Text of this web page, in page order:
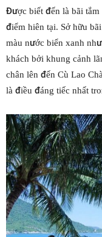
Được biết đến là bãi
điểm hiên tại. Sở hữu
màu nước biển xanh
khách bởi khung cảnh
chân lên đến Cù Lao
là điều đáng tiếc nhất